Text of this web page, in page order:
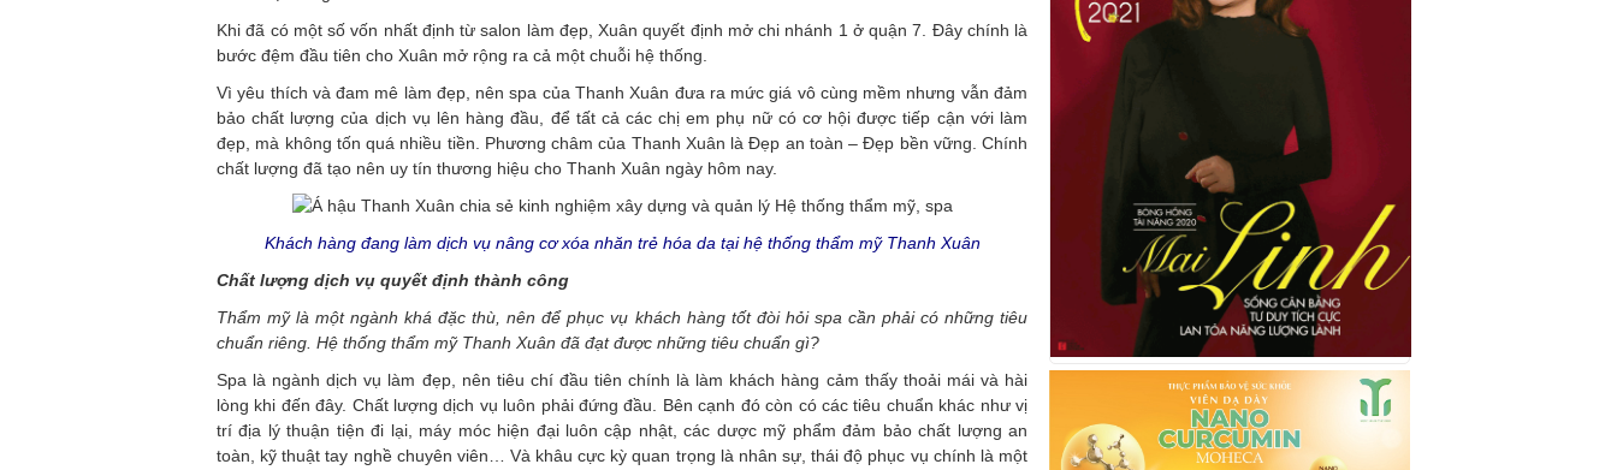
Khi đã có một số vốn nhất định từ salon làm đẹp, Xuân quyết định mở chi nhánh 1 ở quận 7. Đây chính là
bước đệm đầu tiên cho Xuân mở rộng ra cả một chuỗi hệ thống.
Vì yêu thích và đam mê làm đẹp, nên spa của Thanh Xuân đưa ra mức giá vô cùng mềm nhưng vẫn đảm
bảo chất lượng của dịch vụ lên hàng đầu, để tất cả các chị em phụ nữ có cơ hội được tiếp cận với làm
đẹp, mà không tốn quá nhiều tiền. Phương châm của Thanh Xuân là Đẹp an toàn – Đẹp bền vững. Chính
chất lượng đã tạo nên uy tín thương hiệu cho Thanh Xuân ngày hôm nay.
Khách hàng đang làm dịch vụ nâng cơ xóa nhăn trẻ hóa da tại hệ thống thẩm mỹ Thanh Xuân
Chất lượng dịch vụ quyết định thành công
Thẩm mỹ là một ngành khá đặc thù, nên để phục vụ khách hàng tốt đòi hỏi spa cần phải có những tiêu
chuẩn riêng. Hệ thống thẩm mỹ Thanh Xuân đã đạt được những tiêu chuẩn gì?
Spa là ngành dịch vụ làm đẹp, nên tiêu chí đầu tiên chính là làm khách hàng cảm thấy thoải mái và hài
lòng khi đến đây. Chất lượng dịch vụ luôn phải đứng đầu. Bên cạnh đó còn có các tiêu chuẩn khác như vị
trí địa lý thuận tiện đi lại, máy móc hiện đại luôn cập nhật, các dược mỹ phẩm đảm bảo chất lượng an
toàn, kỹ thuật tay nghề chuyên viên… Và khâu cực kỳ quan trọng là nhân sự, thái độ phục vụ chính là một